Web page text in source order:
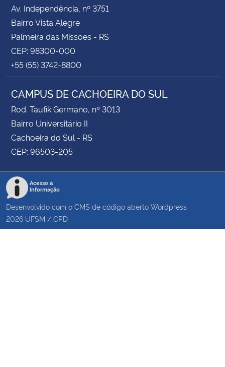
Av. Independência, nº 3751
Bairro Vista Alegre
Palmeira das Missões - RS
CEP: 98300-000
+55 (55) 3742-8800
CAMPUS DE CACHOEIRA DO SUL
Rod. Taufik Germano, nº 3013
Bairro Universitário II
Cachoeira do Sul - RS
CEP: 96503-205
Acesso à
Informação
Desenvolvido com o CMS de código aberto Wordpress
2026 UFSM / CPD